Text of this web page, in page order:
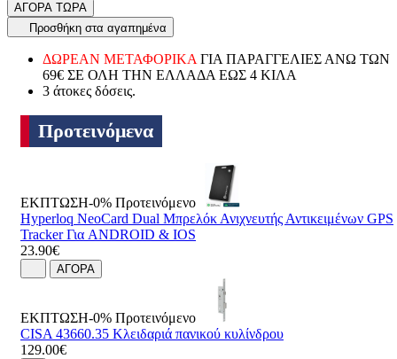
ΑΓΟΡΑ ΤΩΡΑ
Προσθήκη στα αγαπημένα
ΔΩΡΕΑΝ ΜΕΤΑΦΟΡΙΚΑ ΓΙΑ ΠΑΡΑΓΓΕΛΙΕΣ ΑΝΩ ΤΩΝ
69€ ΣΕ ΟΛΗ ΤΗΝ ΕΛΛΑΔΑ ΕΩΣ 4 ΚΙΛΑ
3 άτοκες δόσεις.
Προτεινόμενα
ΕΚΠΤΩΣΗ-0% Προτεινόμενο
Hyperloq NeoCard Dual Μπρελόκ Ανιχνευτής Αντικειμένων GPS
Tracker Για ANDROID & IOS
23.90€
ΑΓΟΡΑ
ΕΚΠΤΩΣΗ-0% Προτεινόμενο
CISA 43660.35 Κλειδαριά πανικού κυλίνδρου
129.00€